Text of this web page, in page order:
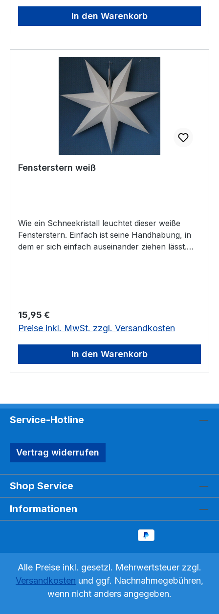
In den Warenkorb
Fensterstern weiß
Wie ein Schneekristall leuchtet dieser weiße
Fensterstern. Einfach ist seine Handhabung, in
dem er sich einfach auseinander ziehen lässt.
Regulärer Preis:
15,95 €
Preise inkl. MwSt. zzgl. Versandkosten
In den Warenkorb
Service-Hotline
Vertrag widerrufen
Shop Service
Informationen
Alle Preise inkl. gesetzl. Mehrwertsteuer zzgl.
Versandkosten und ggf. Nachnahmegebühren,
wenn nicht anders angegeben.